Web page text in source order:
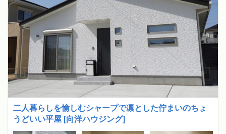
二人暮らしを愉しむシャープで凛とした佇まいのちょ
うどいい平屋 [向洋ハウジング]